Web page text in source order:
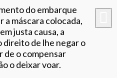
do embarque
a máscara colocada,
justa causa, a
direito de lhe negar o
de o compensar
o deixar voar.